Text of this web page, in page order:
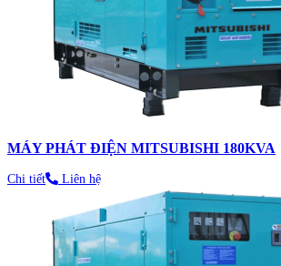
MÁY PHÁT ĐIỆN MITSUBISHI 180KVA
Chi tiết Liên hệ